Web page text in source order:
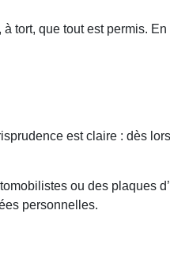
que tout est permis. En
est claire : dès
ou des plaques
personnelles.